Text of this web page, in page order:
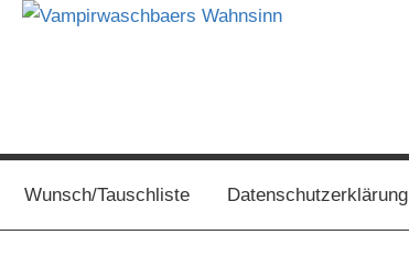
Wunsch/Tauschliste Datenschutzerklärung